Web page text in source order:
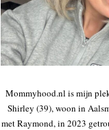
Mommyhood.nl is mijn
Shirley (39), woon in
met Raymond, in 2023